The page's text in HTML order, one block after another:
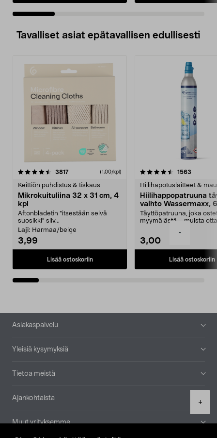
-
+
Tavalliset asiat epätavallisen edullisesti
3817arvostelut (1,00/kpl)
Keittiön puhdistus & tiskaus
Mikrokuituliina 32 x 31 cm, 4
kpl
Aftonbladetin "itsestään selvä
suosikki" siiv...
Laji: Harmaa/beige
3,99
Lisää ostoskoriin
4.5viidestä
1563
Hiilihapotuslaitteet &
Hiilihappopatruuna
vaihto Wassermaxx,
Täyttöpatruuna, joka
myymälästä – muista
3,00
Lisää ostoskoriin
4.5viidestä
Alatunniste
Asiakaspalvelu
Yleisiä kysymyksiä
Tietoa meistä
Ajankohtaista
Muut yrityksemme